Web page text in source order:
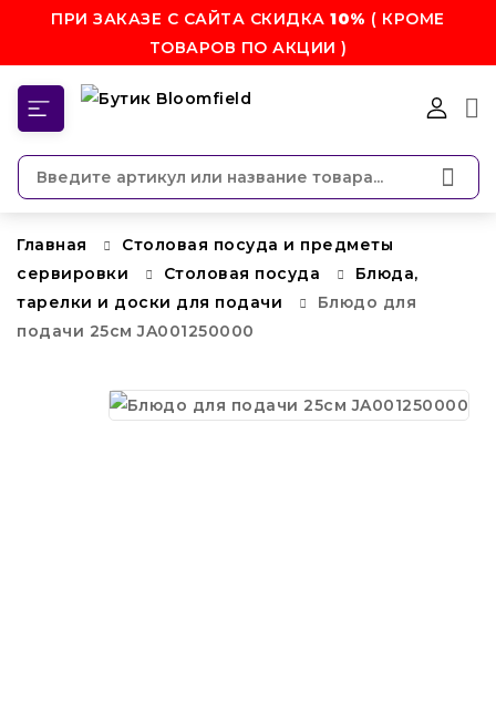
ПРИ ЗАКАЗЕ С САЙТА СКИДКА10% ( КРОМЕ
ТОВАРОВ ПО АКЦИИ )
Главная
Столовая посуда и предметы
сервировки
Столовая посуда
Блюда,
тарелки и доски для подачи
Блюдо для
подачи 25см JA001250000